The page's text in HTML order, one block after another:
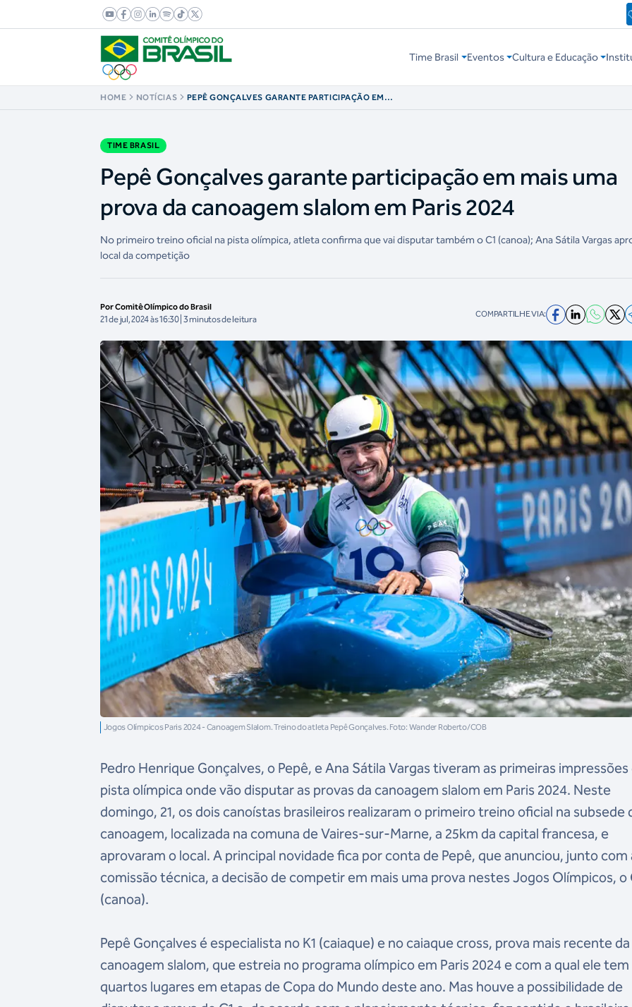
Time Brasil Eventos Cultura e Educação
HOME NOTÍCIAS
PEPÊ GONÇALVES GARANTE PARTICIPAÇÃO EM
TIME BRASIL
Pepê Gonçalves garante participação em mais uma
prova da canoagem slalom em Paris 2024
No primeiro treino oficial na pista olímpica, atleta confirma que vai disputar também o C1 (canoa); Ana Sátila Vargas
local da competição
Por Comitê Olímpico do Brasil
21 de jul, 2024 às 16:30 | 3 minutos de leitura COMPARTILHE VIA:
Jogos Olímpicos Paris 2024 - Canoagem Slalom. Treino do atleta Pepê Gonçalves. Foto: Wander Roberto/COB
Pedro Henrique Gonçalves, o Pepê, e Ana Sátila Vargas tiveram as primeiras impressões
pista olímpica onde vão disputar as provas da canoagem slalom em Paris 2024. Neste
domingo, 21, os dois canoístas brasileiros realizaram o primeiro treino oficial na subsede
canoagem, localizada na comuna de Vaires-sur-Marne, a 25km da capital francesa, e
aprovaram o local. A principal novidade fica por conta de Pepê, que anunciou, junto com
comissão técnica, a decisão de competir em mais uma prova nestes Jogos Olímpicos, o
(canoa).
Pepê Gonçalves é especialista no K1 (caiaque) e no caiaque cross, prova mais recente da
canoagem slalom, que estreia no programa olímpico em Paris 2024 e com a qual ele tem
quartos lugares em etapas de Copa do Mundo deste ano. Mas houve a possibilidade de